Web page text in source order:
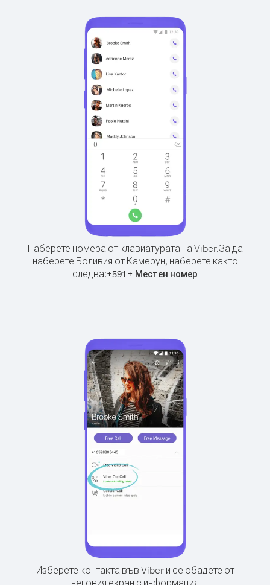
Наберете номера от клавиатурата на Viber.За да
наберете Боливия от Камерун, наберете както
следва:+591 + Местен номер
Изберете контакта във Viber и се обадете от
неговия екран с информация